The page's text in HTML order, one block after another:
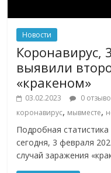
Новости
Коронавирус,
выявили
«кракеном»
03.02.2023 0
коронавирус, мывместе,
Подробная
сегодня, 3 февраля
случай заражения